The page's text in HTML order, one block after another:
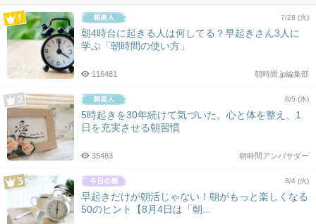
7/28 (火)
朝4時台に起きる人は何してる？早起きさん3人に
学ぶ「朝時間の使い方」
朝時間.jp編集部
116481
8/5 (水)
5時起きを30年続けて気づいた。心と体を整え、1
日を充実させる朝習慣
朝時間アンバサダー
35483
8/4 (火)
早起きだけが朝活じゃない！朝がもっと楽しくなる
50のヒント【8月4日は「朝...